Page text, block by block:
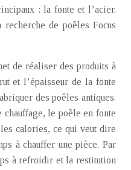
: la fonte et l’acier.
de poêles Focus
de réaliser des produits à
et l’épaisseur de la fonte
des poêles antiques.
chauffage, le poêle en fonte
calories, ce qui veut dire
à chauffer une pièce. Par
à refroidir et la restitution